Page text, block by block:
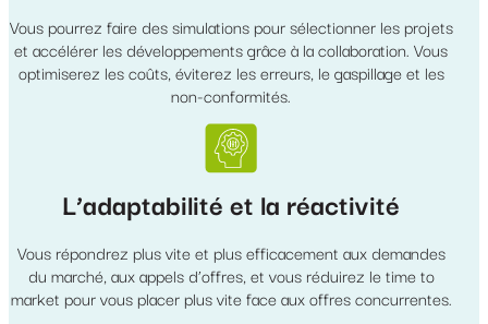
Vous pourrez faire des simulations pour sélectionner les projets
et accélérer les développements grâce à la collaboration. Vous
optimiserez les coûts, éviterez les erreurs, le gaspillage et les
non-conformités.
L’adaptabilité et la réactivité
Vous répondrez plus vite et plus efficacement aux demandes
du marché, aux appels d’offres, et vous réduirez le time to
market pour vous placer plus vite face aux offres concurrentes.